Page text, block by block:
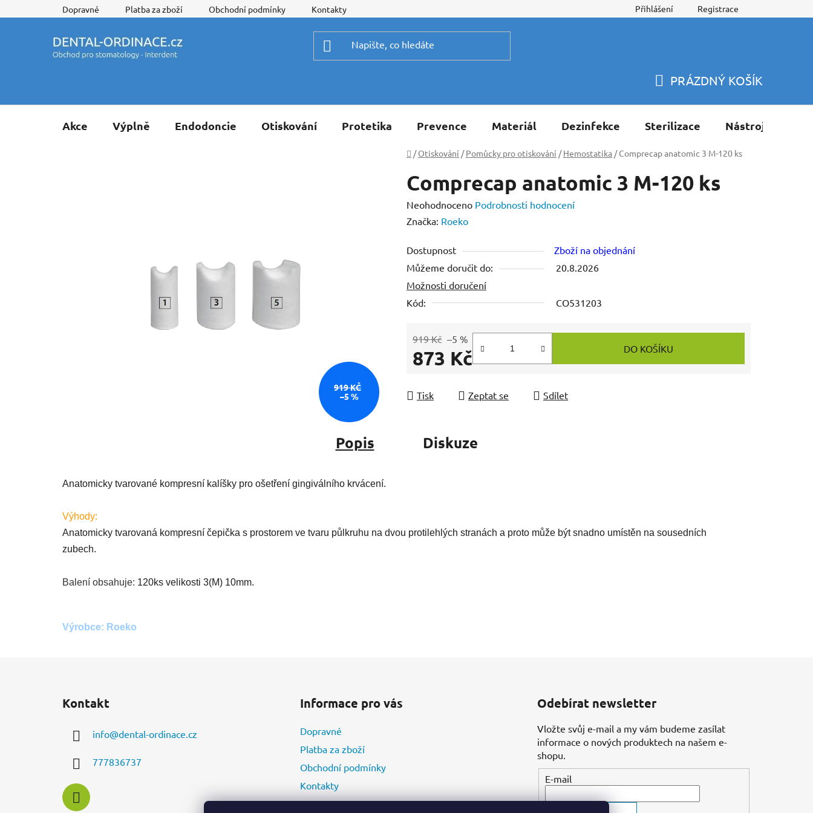
na
Dopravné Platba za zboží Obchodní podmínky Kontakty Přihlášení Registrace
KOŠÍK
PRÁZDNÝ KOŠÍK
Akce Výplně Endodoncie Otiskování Protetika Prevence Materiál Dezinfekce Sterilizace Nástroje
Domů
/ Otiskování / Pomůcky pro otiskování / Hemostatika / Comprecap anatomic 3 M-120 ks
Comprecap anatomic 3 M-120 ks
Průměrné
hodnocení
je
0,0
z
5
Neohodnoceno Podrobnosti hodnocení
Značka: Roeko
Dostupnost
Zboží na objednání
Můžeme doručit do:
20.8.2026
Možnosti doručení
Kód:
CO531203
919 Kč –5 %
873 Kč DO KOŠÍKU
Tisk Zeptat se Sdílet
919 KČ
–5 %
Popis Diskuze
Anatomicky tvarované kompresní kalíšky pro ošetření gingiválního krvácení.
Výhody:
Anatomicky tvarovaná kompresní čepička s prostorem ve tvaru půlkruhu na dvou protilehlých stranách a proto může být snadno umístěn na sousedních
zubech.
Balení obsahuje: 120ks velikosti 3(M) 10mm.
Výrobce: Roeko
Kontakt
info@dental-ordinace.cz
777836737
Informace pro vás
Dopravné
Platba za zboží
Obchodní podmínky
Kontakty
Odebírat newsletter
Vložte svůj e-mail a my vám budeme zasílat
informace o nových produktech na našem e-
shopu.
E-mail